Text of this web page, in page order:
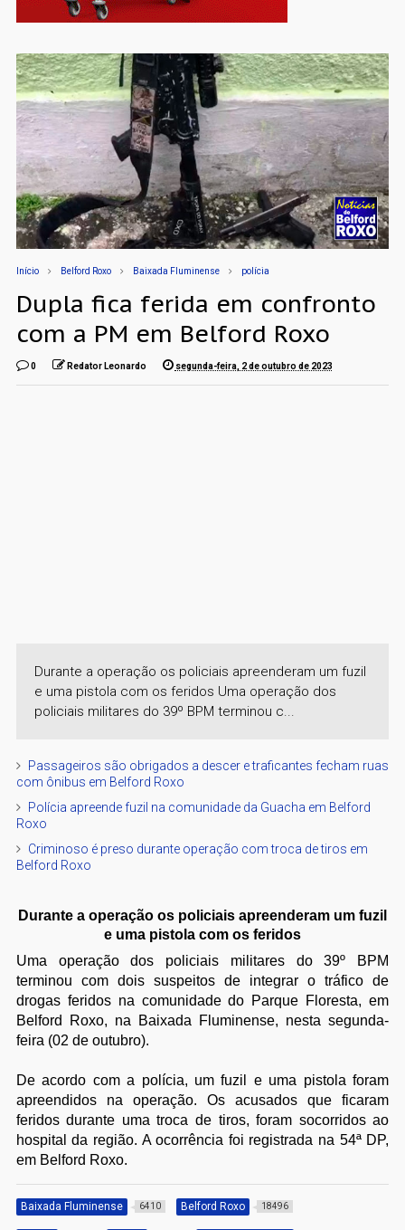
Início Belford Roxo Baixada Fluminense polícia
Dupla fica ferida em confronto
com a PM em Belford Roxo
0 Redator Leonardo segunda-feira, 2 de outubro de 2023
Durante a operação os policiais apreenderam um fuzil
e uma pistola com os feridos Uma operação dos
policiais militares do 39º BPM terminou c...
Passageiros são obrigados a descer e traficantes fecham ruas
com ônibus em Belford Roxo
Polícia apreende fuzil na comunidade da Guacha em Belford
Roxo
Criminoso é preso durante operação com troca de tiros em
Belford Roxo
Durante a operação os policiais apreenderam um fuzil
e uma pistola com os feridos
Uma operação dos policiais militares do 39º BPM
terminou com dois suspeitos de integrar o tráfico de
drogas feridos na comunidade do Parque Floresta, em
Belford
Roxo, na Baixada Fluminense, nesta segunda-
feira (02 de outubro).
De acordo com a polícia, um fuzil e uma pistola foram
apreendidos na operação. Os acusados que ficaram
feridos durante uma troca de tiros, foram socorridos ao
hospital da região. A ocorrência foi registrada na 54ª DP,
em Belford Roxo.
Baixada Fluminense 6410 Belford Roxo 18496